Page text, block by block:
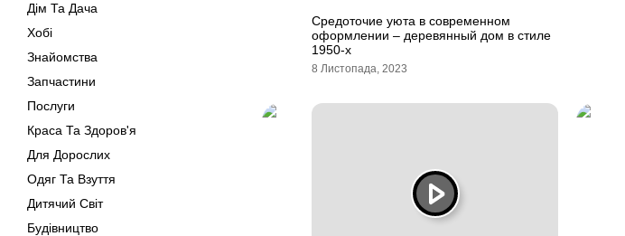
Дім Та Дача
Хобі
Знайомства
Запчастини
Послуги
Краса Та Здоров'я
Для Дорослих
Одяг Та Взуття
Дитячий Світ
Будівництво
Средоточие уюта в современном
оформлении – деревянный дом в стиле
1950-х
8 Листопада, 2023